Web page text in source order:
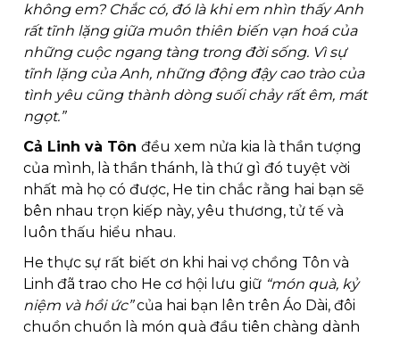
không em? Chắc có, đó là khi em nhìn thấy Anh
rất tĩnh lặng giữa muôn thiên biến vạn hoá của
những cuộc ngang tàng trong đời sống. Vì sự
tĩnh lặng của Anh, những động đậy cao trào của
tình yêu cũng thành dòng suối chảy rất êm, mát
ngọt.”
Cả Linh và Tôn đều xem nửa kia là thần tượng
của mình, là thần thánh, là thứ gì đó tuyệt vời
nhất mà họ có được, He tin chắc rằng hai bạn sẽ
bên nhau trọn kiếp này, yêu thương, tử tế và
luôn thấu hiểu nhau.
He thực sự rất biết ơn khi hai vợ chồng Tôn và
Linh đã trao cho He cơ hội lưu giữ “món quà, kỷ
niệm và hồi ức” của hai bạn lên trên Áo Dài, đôi
chuồn chuồn là món quà đầu tiên chàng dành